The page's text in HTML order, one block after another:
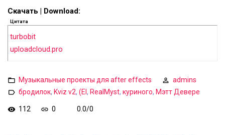
Скачать | Download:
Цитата
turbobit
uploadcloud.pro
Музыкальные проекты для after effects
admins
бродилок, Kviz v2, (El , RealMyst, куриного, Мэтт Девере
112 0 0.0/0